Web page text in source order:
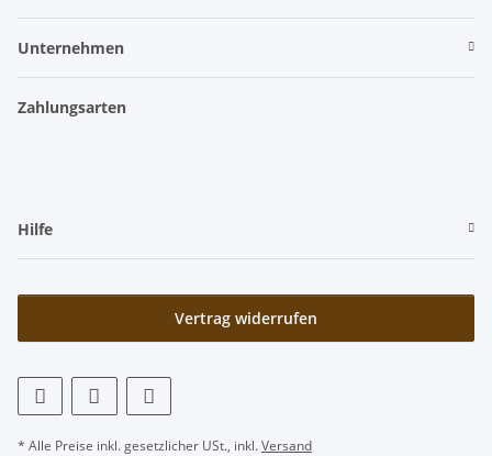
Unternehmen
Zahlungsarten
Hilfe
Vertrag widerrufen
* Alle Preise inkl. gesetzlicher USt., inkl.Versand